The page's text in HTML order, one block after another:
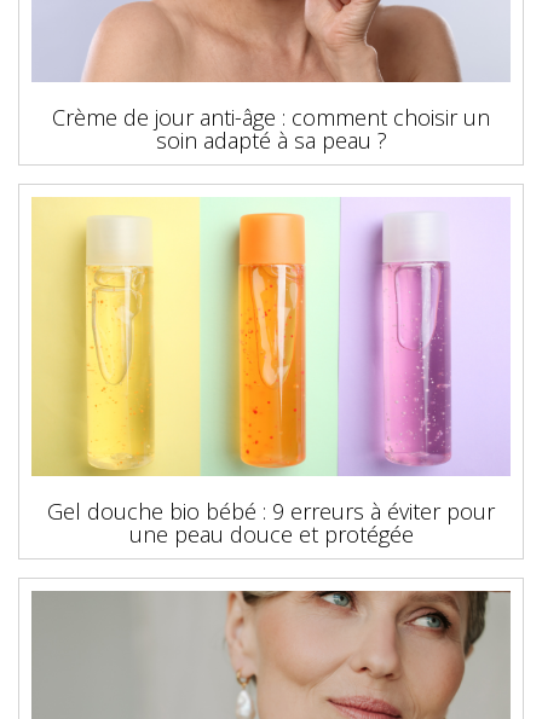
Crème de jour anti-âge : comment choisir un
soin adapté à sa peau ?
Gel douche bio bébé : 9 erreurs à éviter pour
une peau douce et protégée